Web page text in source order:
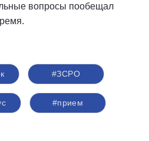
вопросы пообещал
#ЗСРО
#прием